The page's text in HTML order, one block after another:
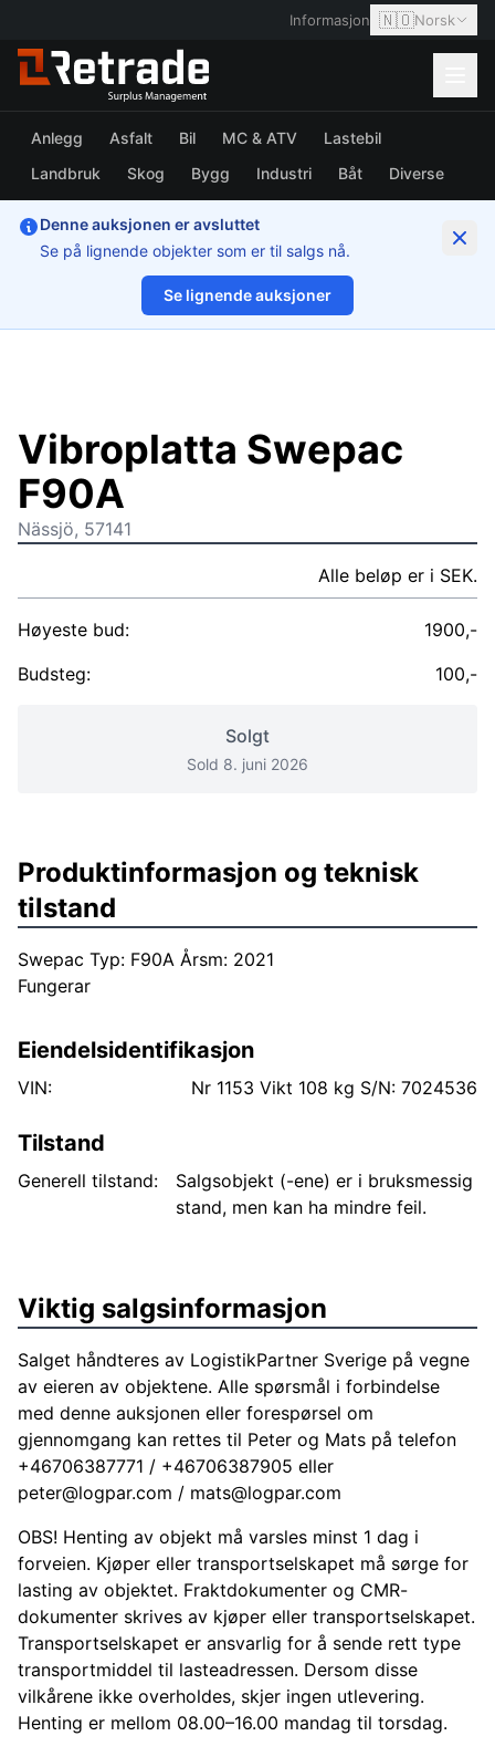
Informasjon 🇳🇴Norsk
Anlegg Asfalt Bil MC & ATV
Lastebil
Landbruk
Skog Bygg Industri Båt Diverse
Denne auksjonen er avsluttet
Se på lignende objekter som er til salgs nå.
Se lignende auksjoner
1/10
Vibroplatta Swepac
F90A
Nässjö, 57141
Alle beløp er i SEK.
Høyeste bud:
1900,-
Budsteg:
100,-
Solgt
Sold 8. juni 2026
Produktinformasjon og teknisk
tilstand
Swepac Typ: F90A Årsm: 2021
Fungerar
Eiendelsidentifikasjon
VIN: Nr 1153 Vikt 108 kg S/N: 7024536
Tilstand
Generell tilstand:
Salgsobjekt (-ene) er i bruksmessig
stand, men kan ha mindre feil.
Viktig salgsinformasjon
Salget håndteres av LogistikPartner Sverige på vegne
av eieren av objektene. Alle spørsmål i forbindelse
med denne auksjonen eller forespørsel om
gjennomgang kan rettes til Peter og Mats på telefon
+46706387771 / +46706387905 eller
peter@logpar.com / mats@logpar.com
OBS! Henting av objekt må varsles minst 1 dag i
forveien. Kjøper eller transportselskapet må sørge for
lasting av objektet. Fraktdokumenter og CMR-
dokumenter skrives av kjøper eller transportselskapet.
Transportselskapet er ansvarlig for å sende rett type
transportmiddel til lasteadressen. Dersom disse
vilkårene ikke overholdes, skjer ingen utlevering.
Henting er mellom 08.00–16.00 mandag til torsdag.